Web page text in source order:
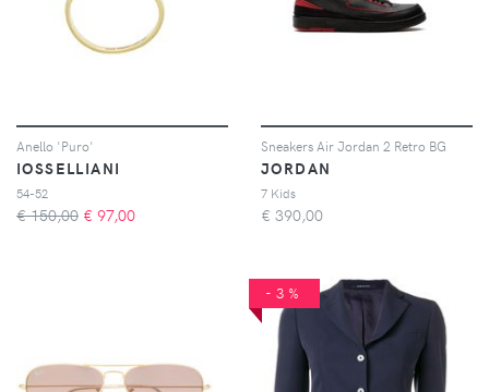
Anello 'Puro'
IOSSELLIANI
54-52
€ 150,00 € 97,00
Sneakers Air Jordan 2 Retro BG
JORDAN
7 Kids
€ 390,00
-3%